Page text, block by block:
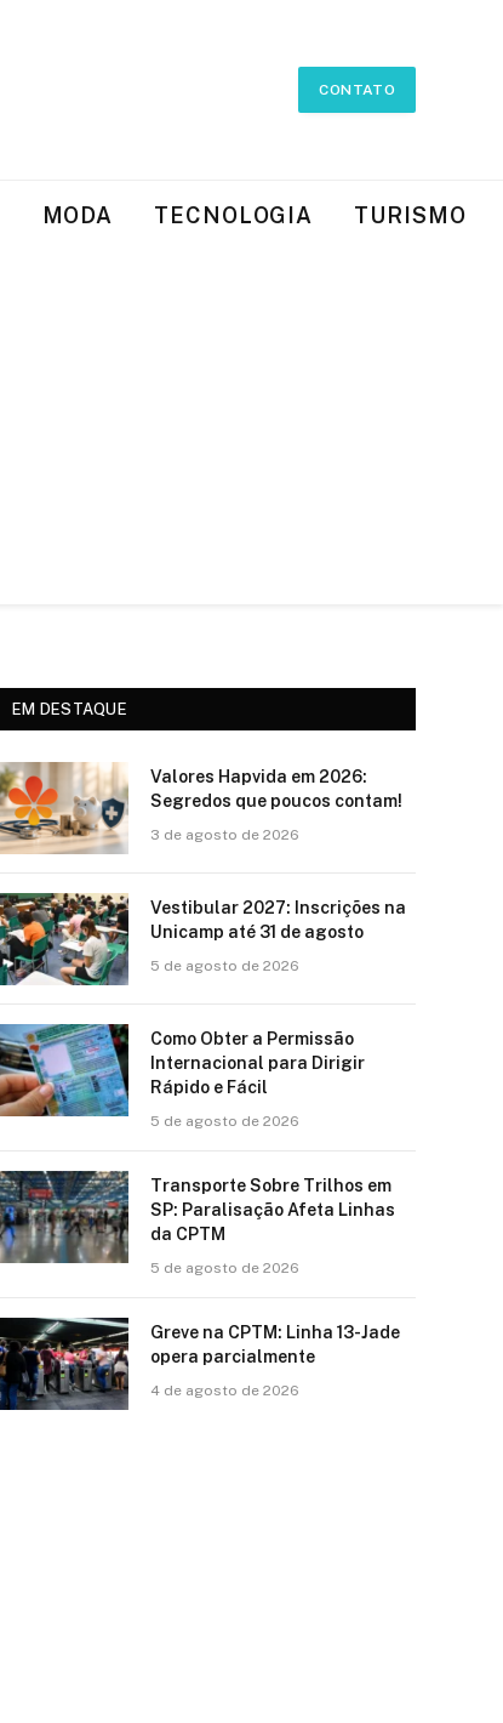
CONTATO
MODA TECNOLOGIA TURISMO
EM DESTAQUE
Valores Hapvida em 2026:
Segredos que poucos contam!
3 de agosto de 2026
Vestibular 2027: Inscrições na
Unicamp até 31 de agosto
5 de agosto de 2026
Como Obter a Permissão
Internacional para Dirigir
Rápido e Fácil
5 de agosto de 2026
Transporte Sobre Trilhos em
SP: Paralisação Afeta Linhas
da CPTM
5 de agosto de 2026
Greve na CPTM: Linha 13-Jade
opera parcialmente
4 de agosto de 2026